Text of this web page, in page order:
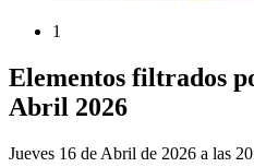
1
Elementos filtrados
Abril 2026
Jueves 16 de Abril de 2026 a las